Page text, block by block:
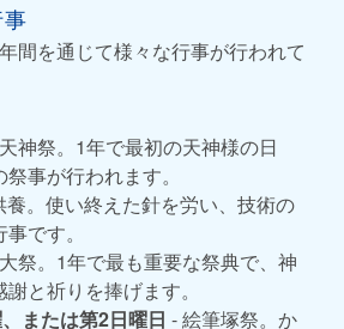
間を通じて様々な行事が行われて
神祭。1年で最初の天神様の日
事が行われます。
養。使い終えた針を労い、技術の
です。
祭。1年で最も重要な祭典で、神
と祈りを捧げます。
または第2日曜日 - 絵筆塚祭。か